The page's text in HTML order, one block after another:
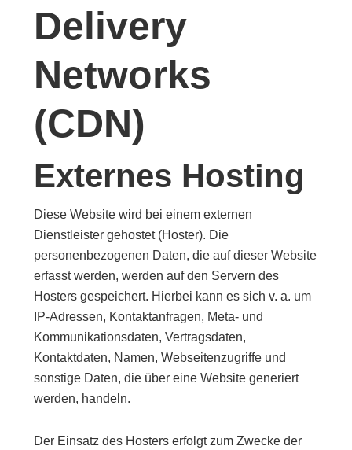
Delivery
Networks
(CDN)
Externes Hosting
Diese Website wird bei einem externen
Dienstleister gehostet (Hoster). Die
personenbezogenen Daten, die auf dieser Website
erfasst werden, werden auf den Servern des
Hosters gespeichert. Hierbei kann es sich v. a. um
IP-Adressen, Kontaktanfragen, Meta- und
Kommunikationsdaten, Vertragsdaten,
Kontaktdaten, Namen, Webseitenzugriffe und
sonstige Daten, die über eine Website generiert
werden, handeln.
Der Einsatz des Hosters erfolgt zum Zwecke der